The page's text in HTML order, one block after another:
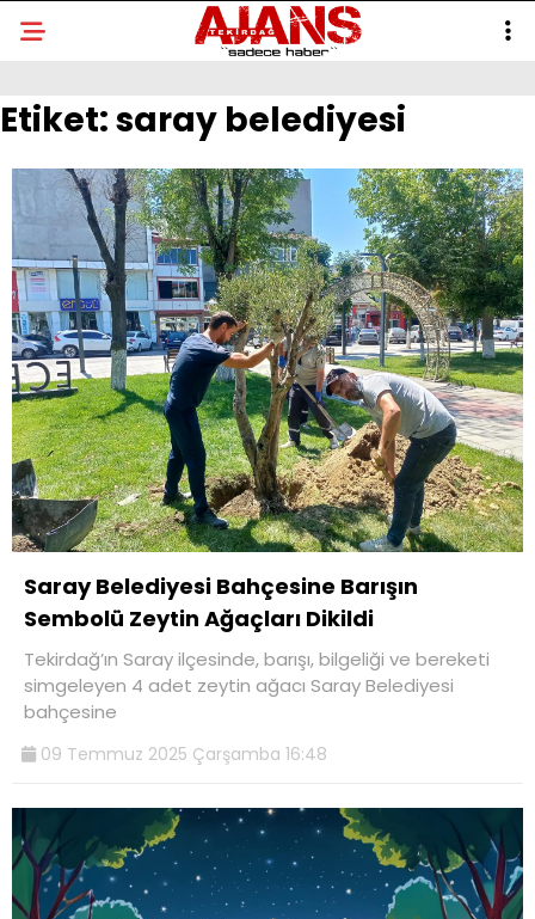
Etiket:saray belediyesi
Saray Belediyesi Bahçesine Barışın
Sembolü Zeytin Ağaçları Dikildi
Tekirdağ’ın Saray ilçesinde, barışı, bilgeliği ve bereketi
simgeleyen 4 adet zeytin ağacı Saray Belediyesi
bahçesine
09 Temmuz 2025 Çarşamba 16:48